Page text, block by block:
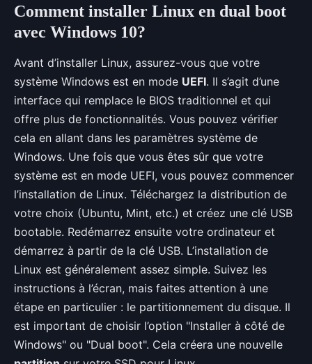
Comment installer Linux en dual boot
avec Windows 10?
Avant d’installer Linux, assurez-vous que votre
système Windows est en mode UEFI. Il s’agit d’une
interface qui remplace le BIOS traditionnel et qui
offre plus de fonctionnalités. Vous pouvez vérifier
cela en allant dans les paramètres système de
Windows. Une fois que vous êtes sûr que votre
système est en mode UEFI, vous pouvez commencer
l’installation de Linux. Téléchargez la distribution de
votre choix (Ubuntu, Mint, etc.) et créez une clé USB
bootable. Redémarrez ensuite votre ordinateur et
démarrez à partir de la clé USB. L’installation de
Linux est généralement assez simple. Suivez les
instructions à l’écran, mais faites attention à une
étape en particulier : le partitionnement du disque. Il
est important de choisir l’option "Installer à côté de
Windows" ou "Dual boot". Cela créera une nouvelle